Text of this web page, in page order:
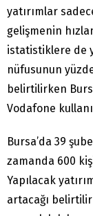
yatırımlar
gelişmenin
istatistiklere de
nüfusunun
belirtilirken
Vodafone
Bursa’da 39
zamanda 600
Yapılacak
artacağı